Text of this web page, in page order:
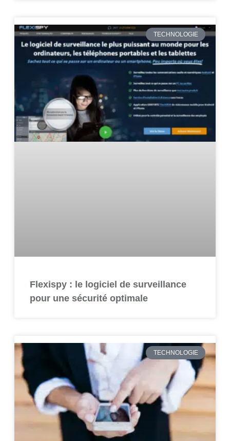
TECHNOLOGIE
Flexispy : le logiciel de surveillance
pour une sécurité optimale
TECHNOLOGIE